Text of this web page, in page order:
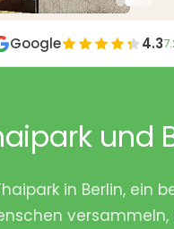
Google 4.3
und
in Berlin,